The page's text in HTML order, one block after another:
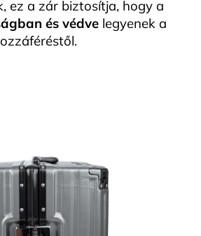
ez a zár biztosítja, hogy a
és védve legyenek a